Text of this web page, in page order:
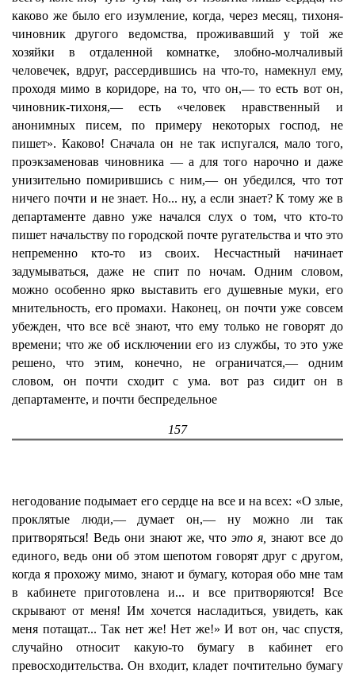
каково же было его изумление, когда, через месяц, тихоня-
чиновник другого ведомства, проживавший у той же
хозяйки в отдаленной комнатке, злобно-молчаливый
человечек, вдруг, рассердившись на что-то, намекнул ему,
проходя мимо в коридоре, на то, что он,— то есть вот он,
чиновник-тихоня,— есть «человек нравственный и
анонимных писем, по примеру некоторых господ, не
пишет». Каково! Сначала он не так испугался, мало того,
проэкзаменовав чиновника — а для того нарочно и даже
унизительно помирившись с ним,— он убедился, что тот
ничего почти и не знает. Но... ну, а если знает? К тому же в
департаменте давно уже начался слух о том, что кто-то
пишет начальству по городской почте ругательства и что это
непременно кто-то из своих. Несчастный начинает
задумываться, даже не спит по ночам. Одним словом,
можно особенно ярко выставить его душевные муки, его
мнительность, его промахи. Наконец, он почти уже совсем
убежден, что все всё знают, что ему только не говорят до
времени; что же об исключении его из службы, то это уже
решено, что этим, конечно, не ограничатся,— одним
словом, он почти сходит с ума. вот раз сидит он в
департаменте, и почти беспредельное
157
негодование подымает его сердце на все и на всех: «О злые,
проклятые люди,— думает он,— ну можно ли так
притворяться! Ведь они знают же, чтоэто я,знают все до
единого, ведь они об этом шепотом говорят друг с другом,
когда я прохожу мимо, знают и бумагу, которая обо мне там
в кабинете приготовлена и... и все притворяются! Все
скрывают от меня! Им хочется насладиться, увидеть, как
меня потащат... Так нет же! Нет же!» И вот он, час спустя,
случайно относит какую-то бумагу в кабинет его
превосходительства. Он входит, кладет почтительно бумагу